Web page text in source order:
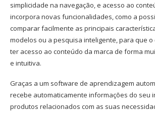
simplicidade na navegação, e acesso ao
incorpora novas funcionalidades, como a
comparar facilmente as principais
modelos ou a pesquisa inteligente, para que
ter acesso ao conteúdo da marca de forma
e intuitiva.
Graças a um software de aprendizagem
recebe automaticamente informações do seu
produtos relacionados com as suas